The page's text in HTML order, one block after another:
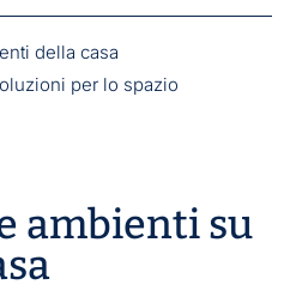
della casa
per lo spazio
ambienti su